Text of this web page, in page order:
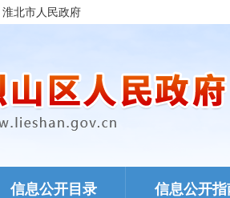
淮北市人民政府
信息公开目录 信息公开指